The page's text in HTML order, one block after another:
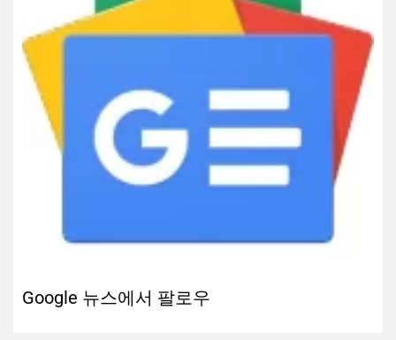
Google 뉴스에서 팔로우